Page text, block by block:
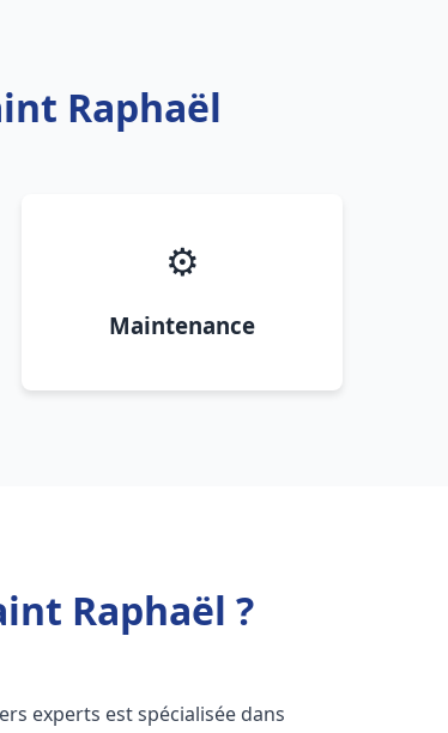
Raphaël
⚙️
Maintenance
Raphaël ?
experts est spécialisée dans